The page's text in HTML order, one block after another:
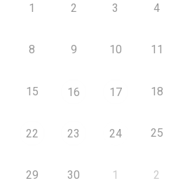
1 2 3 4
8 9 10 11
15 16 17 18
22 23 24 25
29 30 1 2